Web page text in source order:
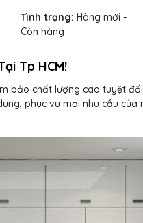
Tình trạng: Hàng mới -
Còn hàng
Tp HCM!
bảo chất lượng cao tuyệt
phục vụ mọi nhu cầu